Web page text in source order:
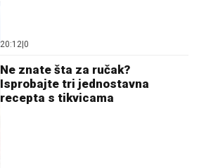
20:12 0
Ne znate šta za ručak?
Isprobajte tri jednostavna
recepta s tikvicama